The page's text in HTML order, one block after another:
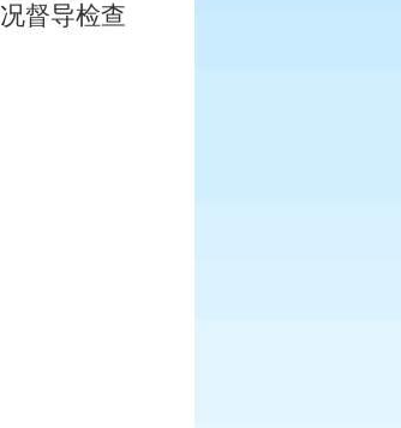
督导检查